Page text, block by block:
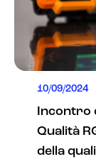
10/09/2024
Incontro
Qualità
della